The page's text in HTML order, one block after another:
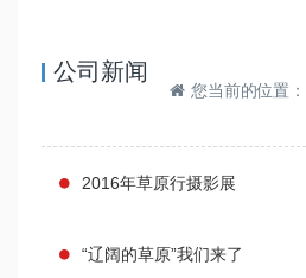
公司新闻
您当前的位置：
2016年草原行摄影展
“辽阔的草原”我们来了